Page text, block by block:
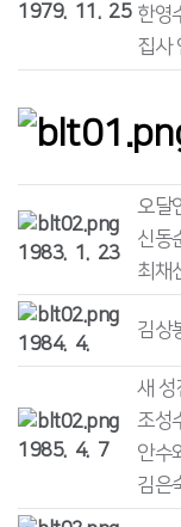
1979. 11. 25 한영
집사
1983. 1. 23
오달
신동
최채
1984. 4.
김상
1985. 4. 7
새 성
조성
안수
김은